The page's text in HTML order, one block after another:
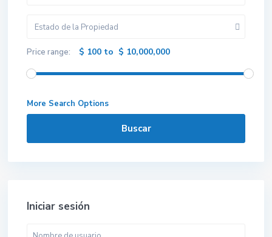
Estado de la Propiedad
Price range: $ 100 to $ 10,000,000
More Search Options
Buscar
Iniciar sesión